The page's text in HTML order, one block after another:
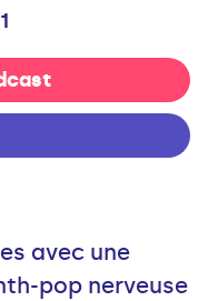
avec une
pop nerveuse